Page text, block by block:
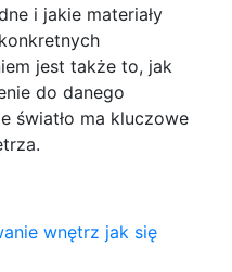
i jakie materiały
jest także to, jak
do danego
światło ma kluczowe
wnętrz jak się